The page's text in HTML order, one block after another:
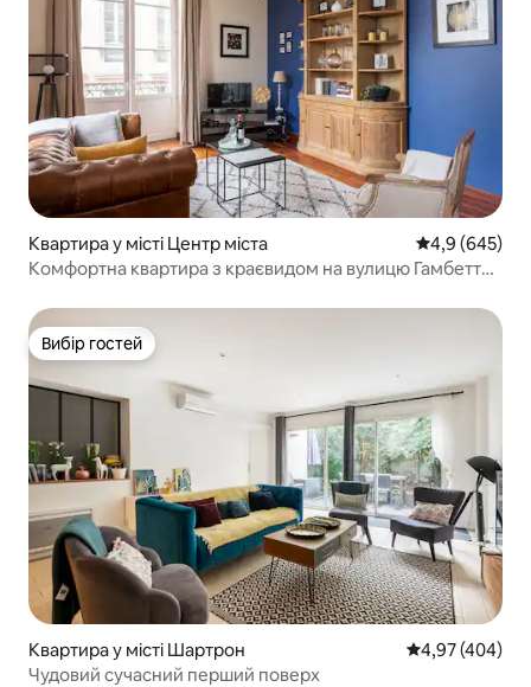
Квартира у місті Центр міста Середня
4,9 (645)
Комфортна квартира з краєвидом на вулицю Гамбетта,
Вибір гостей
Вибір гостей
Квартира у місті Шартрон Середня
4,97 (404)
Чудовий сучасний перший поверх